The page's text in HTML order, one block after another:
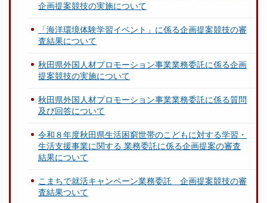
企画提案競技の実施について
「海洋環境体験学習イベント」に係る企画提案競技の審
査結果について
秋田県外国人材プロモーション事業業務委託に係る企画
提案競技の実施について
秋田県外国人材プロモーション事業業務委託に係る質問
及び回答について
令和８年度秋田県生活困窮世帯のこどもに対する学習・
生活支援事業に関する 業務委託に係る企画提案の審査
結果について
こまちで就活キャンペーン業務委託 企画提案競技の審
査結果ついて